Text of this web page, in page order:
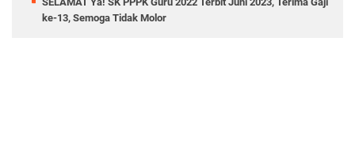
ke-13, Semoga Tidak Molor